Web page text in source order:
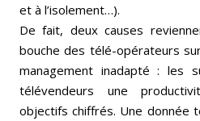
et à l’isolement…).
De fait, deux causes
bouche des télé-opérateurs
management inadapté : les
télévendeurs une
objectifs chiffrés. Une donnée